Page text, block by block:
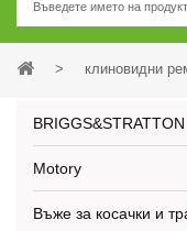
> клиновидни
Motory
Въже за косачки и